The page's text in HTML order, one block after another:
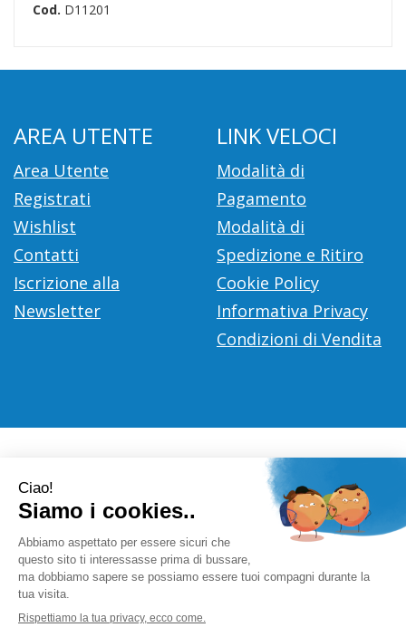
Cod. D11201
AREA UTENTE
Area Utente
Registrati
Wishlist
Contatti
Iscrizione alla
Newsletter
LINK VELOCI
Modalità di
Pagamento
Modalità di
Spedizione e Ritiro
Cookie Policy
Informativa Privacy
Condizioni di Vendita
Farmacia Città D'Europa Dr. Leonardo Gaoni
d'Europa, 700 00144 Roma (RM)
info@farmace.it|Tel.: 065290252
| P.Iva: 09281581000 |
Powered byPrenofa